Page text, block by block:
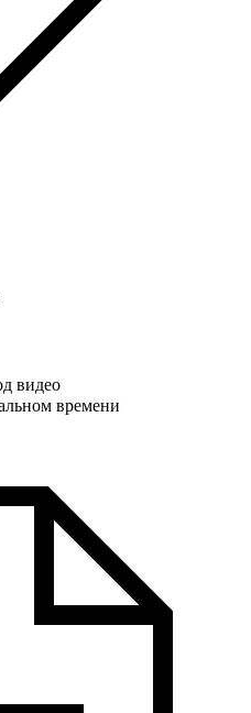
видео
времени